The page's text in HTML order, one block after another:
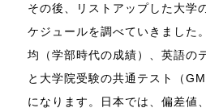
その後、リストアップした大学
ケジュールを調べていきました
均（学部時代の成績）、英語の
と大学院受験の共通テスト（
になります。日本では、偏差値